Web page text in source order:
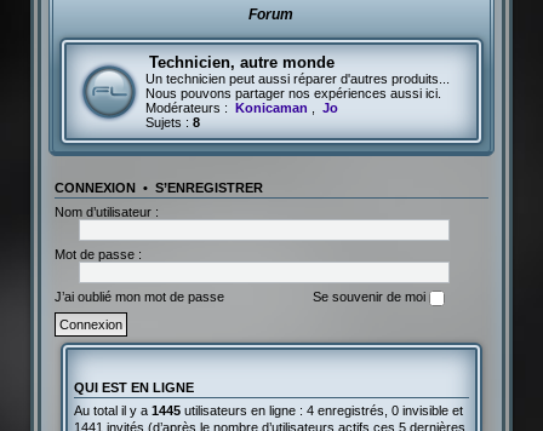
Forum
Technicien, autre monde
Un technicien peut aussi réparer d'autres produits...
Nous pouvons partager nos expériences aussi ici.
Modérateurs :
Konicaman , Jo
Sujets : 8
CONNEXION • S’ENREGISTRER
Nom d’utilisateur :
Mot de passe :
J’ai oublié mon mot de passe Se souvenir de moi
QUI EST EN LIGNE
Au total il y a 1445utilisateurs en ligne : 4 enregistrés, 0 invisible et
1441 invités (d’après le nombre d’utilisateurs actifs ces 5 dernières